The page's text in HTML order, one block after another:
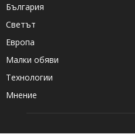
България
Светът
Европа
Малки обяви
Технологии
Мнение